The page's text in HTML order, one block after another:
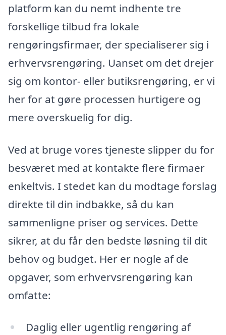
platform kan du nemt indhente tre
forskellige tilbud fra lokale
rengøringsfirmaer, der specialiserer sig i
erhvervsrengøring. Uanset om det drejer
sig om kontor- eller butiksrengøring, er vi
her for at gøre processen hurtigere og
mere overskuelig for dig.
Ved at bruge vores tjeneste slipper du for
besværet med at kontakte flere firmaer
enkeltvis. I stedet kan du modtage forslag
direkte til din indbakke, så du kan
sammenligne priser og services. Dette
sikrer, at du får den bedste løsning til dit
behov og budget. Her er nogle af de
opgaver, som erhvervsrengøring kan
omfatte:
Daglig eller ugentlig rengøring af